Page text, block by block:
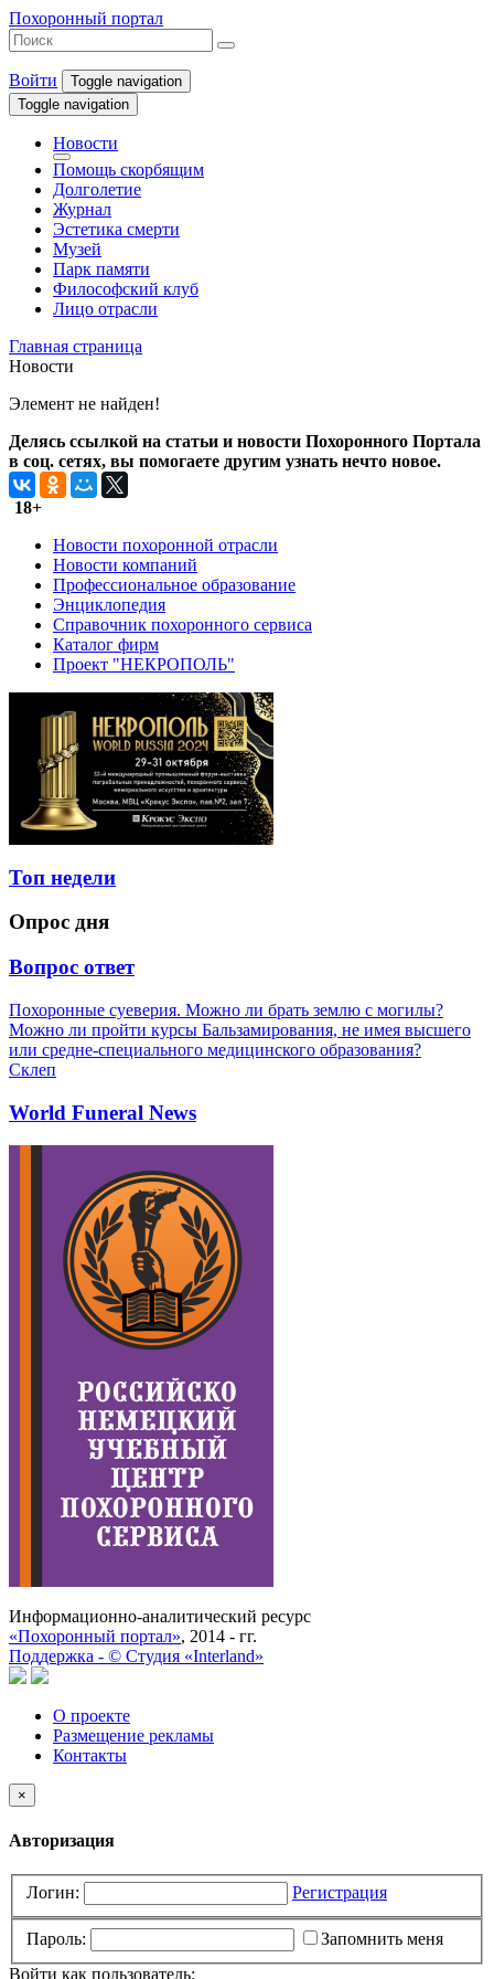
Похоронный портал
Войти
Toggle navigation
Toggle navigation
Новости
Помощь скорбящим
Долголетие
Журнал
Эстетика смерти
Музей
Парк памяти
Философский клуб
Лицо отрасли
Главная страница
Новости
Элемент не найден!
Делясь ссылкой на статьи и новости Похоронного Портала
в соц. сетях, вы помогаете другим узнать нечто новое.
18+
Новости похоронной отрасли
Новости компаний
Профессиональное образование
Энциклопедия
Справочник похоронного сервиса
Каталог фирм
Проект "НЕКРОПОЛЬ"
Топ недели
Опрос дня
Вопрос ответ
Похоронные суеверия. Можно ли брать землю с могилы?
Можно ли пройти курсы Бальзамирования, не имея высшего
или средне-специального медицинского образования?
Склеп
World Funeral News
Информационно-аналитический ресурс
«Похоронный портал», 2014 - гг.
Поддержка - © Cтудия «Interland»
О проекте
Размещение рекламы
Контакты
×
Авторизация
Логин: Регистрация
Пароль:
Запомнить меня
Войти как пользователь: